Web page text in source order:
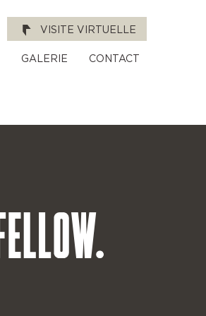
VISITE VIRTUELLE
GALERIE CONTACT